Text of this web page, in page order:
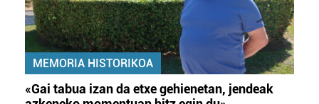
MEMORIA HISTORIKOA
«Gai tabua izan da etxe gehienetan, jendeak